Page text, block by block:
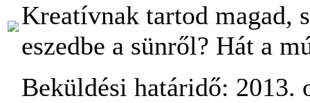
Kreatívnak tartod magad,
eszedbe a sünről? Hát a
Beküldési határidő: 2013.